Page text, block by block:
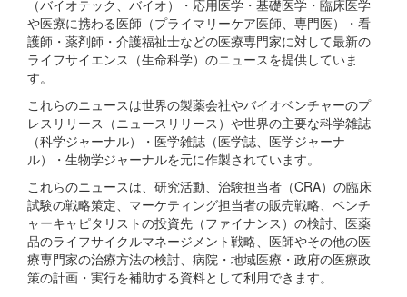
（バイオテック、バイオ）・応用医学・基礎医学・臨床医学
や医療に携わる医師（プライマリーケア医師、専門医）・看
護師・薬剤師・介護福祉士などの医療専門家に対して最新の
ライフサイエンス（生命科学）のニュースを提供していま
す。
これらのニュースは世界の製薬会社やバイオベンチャーのプ
レスリリース（ニュースリリース）や世界の主要な科学雑誌
（科学ジャーナル）・医学雑誌（医学誌、医学ジャーナ
ル）・生物学ジャーナルを元に作製されています。
これらのニュースは、研究活動、治験担当者（CRA）の臨床
試験の戦略策定、マーケティング担当者の販売戦略、ベンチ
ャーキャピタリストの投資先（ファイナンス）の検討、医薬
品のライフサイクルマネージメント戦略、医師やその他の医
療専門家の治療方法の検討、病院・地域医療・政府の医療政
策の計画・実行を補助する資料として利用できます。